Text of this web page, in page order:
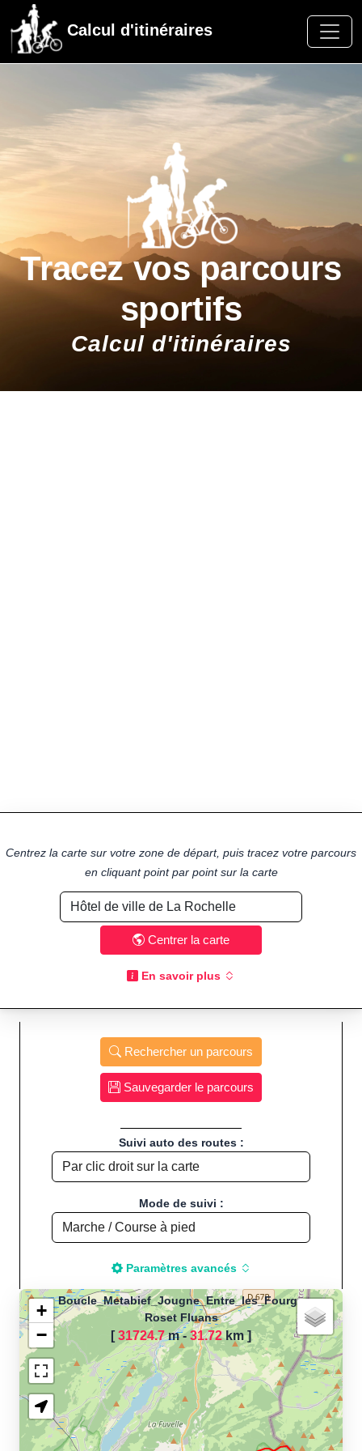
Calcul d'itinéraires
Tracez vos parcours
sportifs
Calcul d'itinéraires
Centrez la carte sur votre zone de départ, puis tracez votre parcours
en cliquant point par point sur la carte
Centrer la carte
En savoir plus
Rechercher un parcours
Sauvegarder le parcours
Suivi auto des routes :
Mode de suivi :
Paramètres avancés
Chargement de la carte
pour calculer la distance
de votre parcours sportif
(Footing, Jogging, Course à
Boucle_Metabief_Jougne_Entre_les_Fourgs
Roset Fluans
[31724.7m -31.72km]
+
−